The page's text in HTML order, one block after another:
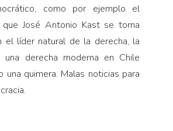
como por ejemplo el
que José Antonio Kast se torna
el líder natural de la derecha, la
una derecha moderna en Chile
una quimera. Malas noticias para